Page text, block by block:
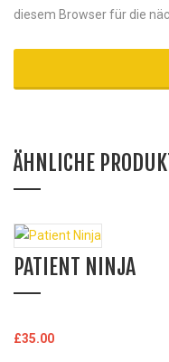
diesem Browser für die
ÄHNLICHE
PATIENT NINJA
£35.00